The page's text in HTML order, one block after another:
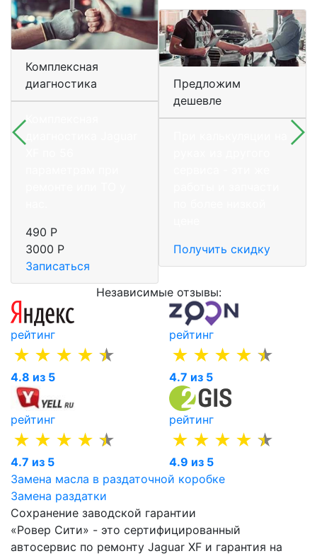
Комплексная
диагностика
Комплексная
490 Р
3000 Р
Записаться
Предложим
дешевле
Получить скидку
Независимые отзывы:
рейтинг
4.8 из 5
рейтинг
4.7 из 5
рейтинг
4.7 из 5
рейтинг
4.9 из 5
Замена масла в раздаточной коробке
Замена раздатки
Сохранение заводской гарантии
«Ровер Сити» - это сертифицированный
автосервис по ремонту Jaguar XF и гарантия на